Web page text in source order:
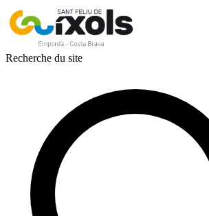
Aller au contenu principal
Recherche du site